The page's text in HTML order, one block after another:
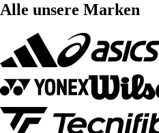
Alle unsere Marken